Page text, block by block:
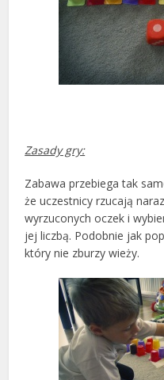
Zasady gry:
Zabawa przebiega tak
że uczestnicy rzucają
wyrzuconych oczek i
jej liczbą. Podobnie jak
który nie zburzy wieży.